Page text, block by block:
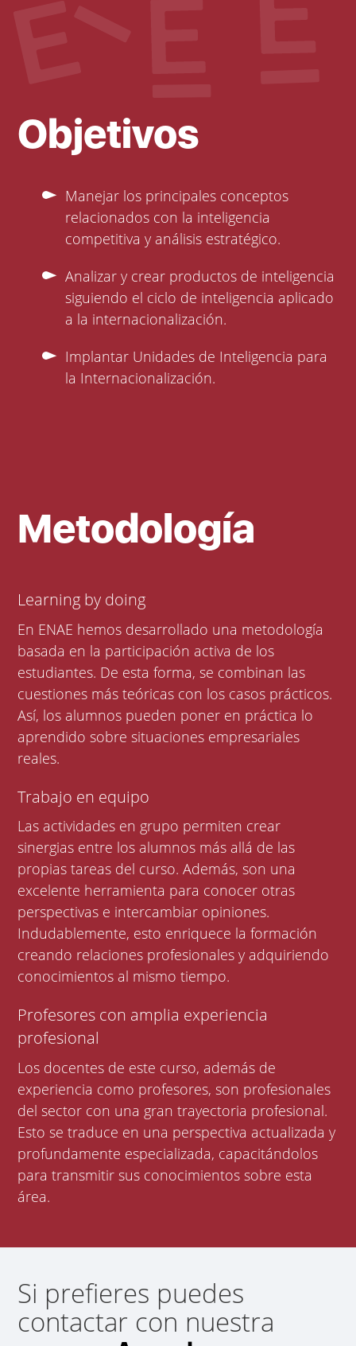
Objetivos
Manejar los principales conceptos
relacionados con la inteligencia
competitiva y análisis estratégico.
Analizar y crear productos de inteligencia
siguiendo el ciclo de inteligencia aplicado
a la internacionalización.
Implantar Unidades de Inteligencia para
la Internacionalización.
Metodología
Learning by doing
En ENAE hemos desarrollado una metodología
basada en la participación activa de los
estudiantes. De esta forma, se combinan las
cuestiones más teóricas con los casos prácticos.
Así, los alumnos pueden poner en práctica lo
aprendido sobre situaciones empresariales
reales.
Trabajo en equipo
Las actividades en grupo permiten crear
sinergias entre los alumnos más allá de las
propias tareas del curso. Además, son una
excelente herramienta para conocer otras
perspectivas e intercambiar opiniones.
Indudablemente, esto enriquece la formación
creando relaciones profesionales y adquiriendo
conocimientos al mismo tiempo.
Profesores con amplia experiencia
profesional
Los docentes de este curso, además de
experiencia como profesores, son profesionales
del sector con una gran trayectoria profesional.
Esto se traduce en una perspectiva actualizada y
profundamente especializada, capacitándolos
para transmitir sus conocimientos sobre esta
área.
Si prefieres puedes
contactar con nuestra